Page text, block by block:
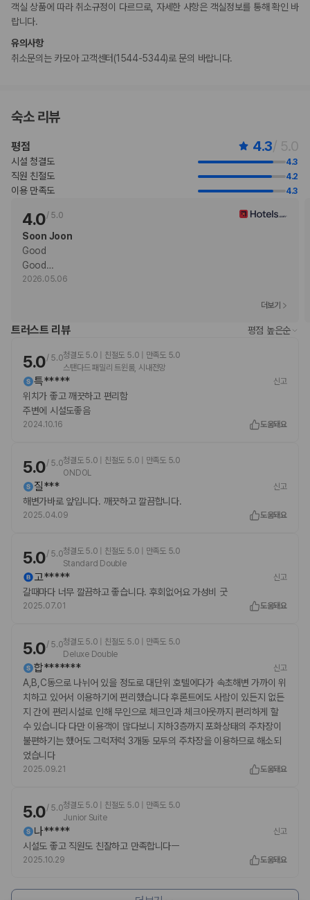
부가 정보
추가 안내사항
간이/추가 침대 이용 불가
장애인 안내 동물의 경우 요금 면제
금액일 수 있으며 변경될 수 있습니다.
현장 결제 유형 및 수단
Visa
Diners Club
직불카드 결제 불가
현금 결제 불가
American Express
JCB International
Mastercard
UnionPay
장애인 안내 동물은 요금 및 제한 사항이 면제됩니다.
반려동물 동반 가능
객실 상품에 따라 취소규정이 다르므로, 자세한 사항은 객실정보를 통해 확인 바
랍니다.
유의사항
취소문의는 카모아 고객센터(1544-5344)로 문의 바랍니다.
숙소 리뷰
평점 4.3/ 5.0
시설 청결도 4.3
직원 친절도 4.2
이용 만족도 4.3
4.0/ 5.0
Soon Joon
Good
Good…
2026.05.06
더보기
트러스트 리뷰 평점 높은순
5.0/ 5.0청결도 5.0 | 친절도 5.0 | 만족도 5.0
스탠다드 패밀리 트윈룸, 시내전망
특***** 신고
위치가 좋고 깨끗하고 편리함
주변에 시설도좋음
2024.10.16 도움돼요
5.0/ 5.0청결도 5.0 | 친절도 5.0 | 만족도 5.0
ONDOL
질*** 신고
해변가바로 앞입니다. 깨끗하고 깔끔합니다.
2025.04.09 도움돼요
5.0/ 5.0청결도 5.0 | 친절도 5.0 | 만족도 5.0
Standard Double
고***** 신고
갈때마다 너무 깔끔하고 좋습니다. 후회없어요 가성비 굿
2025.07.01 도움돼요
5.0/ 5.0청결도 5.0 | 친절도 5.0 | 만족도 5.0
Deluxe Double
합******* 신고
A,B,C동으로 나뉘어 있을 정도로 대단위 호텔에다가 속초해변 가까이 위
치하고 있어서 이용하기에 편리했습니다 후론트에도 사람이 있든지 없든
지 간에 편리시설로 인해 무인으로 체크인과 체크아웃까지 편리하게 할
수 있습니다 다만 이용객이 많다보니 지하3층까지 포화상태의 주차장이
불편하기는 했어도 그럭저럭 3개동 모두의 주차장을 이용하므로 해소되
었습니다
2025.09.21 도움돼요
5.0/ 5.0청결도 5.0 | 친절도 5.0 | 만족도 5.0
Junior Suite
나***** 신고
시설도 좋고 직원도 친잘하고 만족합니다ㅡ
2025.10.29 도움돼요